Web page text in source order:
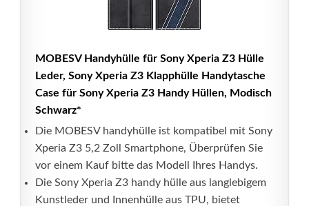
MOBESV Handyhülle für Sony Xperia Z3 Hülle
Leder, Sony Xperia Z3 Klapphülle Handytasche
Case für Sony Xperia Z3 Handy Hüllen, Modisch
Schwarz*
Die MOBESV handyhülle ist kompatibel mit Sony
Xperia Z3 5,2 Zoll Smartphone, Überprüfen Sie
vor einem Kauf bitte das Modell Ihres Handys.
Die Sony Xperia Z3 handy hülle aus langlebigem
Kunstleder und Innenhülle aus TPU, bietet